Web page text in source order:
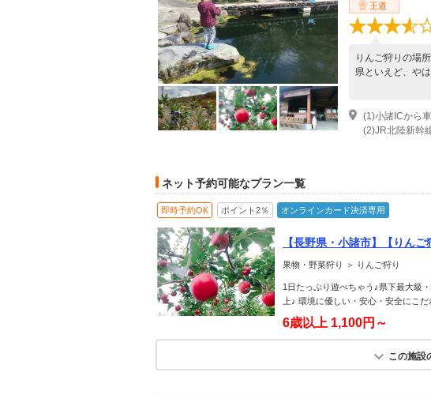
王道
りんご狩りの場
県といえど、や
(1)小諸ICから
ネット予約可能なプラン一覧
即時予約OK ポイント2％ オンラインカード決済専用
【長野県・小諸市】【りん
め♪
果物・野菜狩り ＞ りんご狩り
1日たっぷり遊べちゃう♪県下最大級
上♪ 環境に優しい・安心・安全にこ
6歳以上 1,100円～
この施設